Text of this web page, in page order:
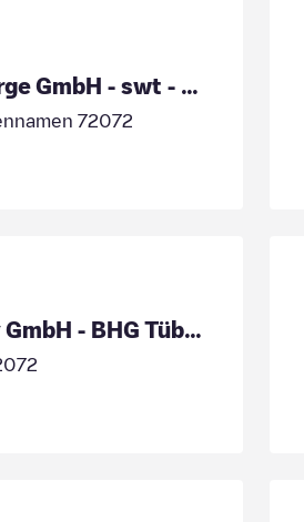
ecowerk e-charge GmbH - swt - Europaplatz 13 - Tie
72072
team eMobility GmbH - BHG Tübingen Skoda